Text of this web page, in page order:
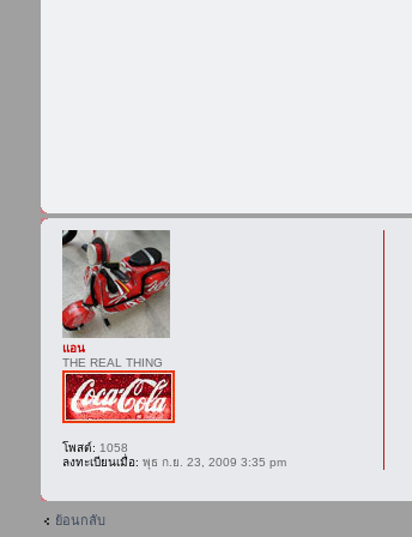
แอน
THE REAL THING
โพสต์: 1058
ลงทะเบียนเมื่อ: พุธ ก.ย. 23, 2009 3:35 pm
ย้อนกลับ